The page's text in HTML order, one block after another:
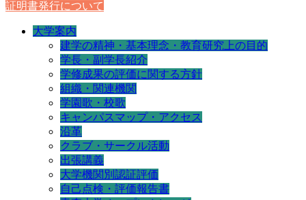
証明書発行について
大学案内
建学の精神・基本理念・教育研究上の目的
学長・副学長紹介
学修成果の評価に関する方針
組織・関連機関
学園歌・校歌
キャンパスマップ・アクセス
沿革
クラブ・サークル活動
出張講義
大学機関別認証評価
自己点検・評価報告書